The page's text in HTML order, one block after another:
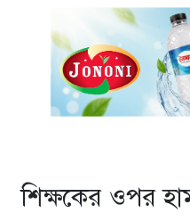
শিক্ষকের ওপর